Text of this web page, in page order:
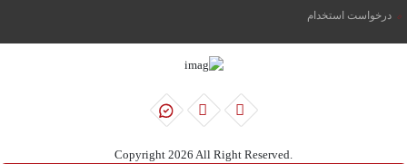
درخواست استخدام
.Copyright 2026 All Right Reserved